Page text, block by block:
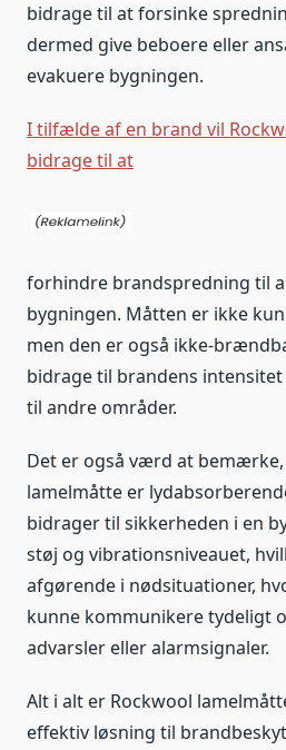
bidrage til at forsinke
dermed give beboere eller
evakuere bygningen.
I tilfælde af en brand vil
bidrage til at
forhindre brandspredning til
bygningen. Måtten er ikke
men den er også ikke-
bidrage til brandens
til andre områder.
Det er også værd at bemærke,
lamelmåtte er
bidrager til sikkerheden i en
støj og vibrationsniveauet,
afgørende i nødsituationer,
kunne kommunikere tydeligt
advarsler eller alarmsignaler.
Alt i alt er Rockwool
effektiv løsning til